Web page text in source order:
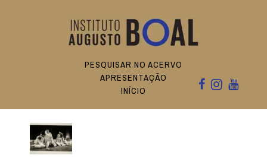
PESQUISAR NO ACERVO
APRESENTAÇÃO
INÍCIO